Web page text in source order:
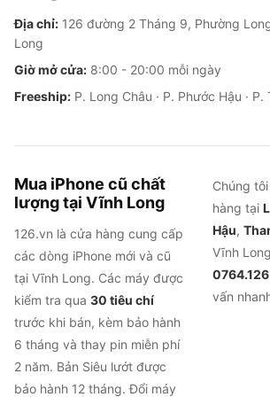
Đặc trưng này không có ở bất kỳ
đó và là lý do chính nhiều người
Địa chỉ: 126 đường 2 Tháng 9, Phường
Long
Giờ mở cửa: 8:00 - 20:00 mỗi ngày
Freeship: P. Long Châu · P. Phước Hậu ·
Mua iPhone cũ chất
lượng tại Vĩnh Long
126.vn là cửa hàng cung cấp
các dòng iPhone mới và cũ
tại Vĩnh Long. Các máy được
kiểm tra qua 30 tiêu chí
trước khi bán, kèm bảo hành
6 tháng và thay pin miễn phí
2 năm. Bản Siêu lướt được
bảo hành 12 tháng. Đổi máy
Chúng
hàng tại
Hậu,
Vĩnh
vấn